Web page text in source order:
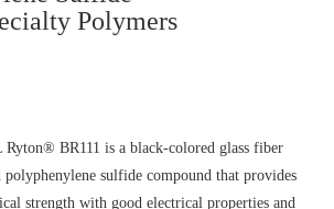
Polymers
BR111 is a black-colored glass fiber
sulfide compound that provides
strength with good electrical properties and